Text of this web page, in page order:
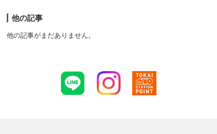
他の記事
他の記事がまだありません。